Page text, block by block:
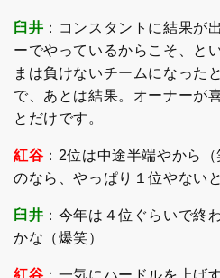
臼井 ：コンスタントに結果が
ーでやっているからこそ、と
まは負けないチームになった
で、あとは結果。オーナーが
とだけです。
紅谷 ：2位は中途半端やから
のなら、やっぱり１位やないと
臼井 ：今年は４位ぐらいで終
かな（爆笑）
紅谷 ：一気にハードルを上げ